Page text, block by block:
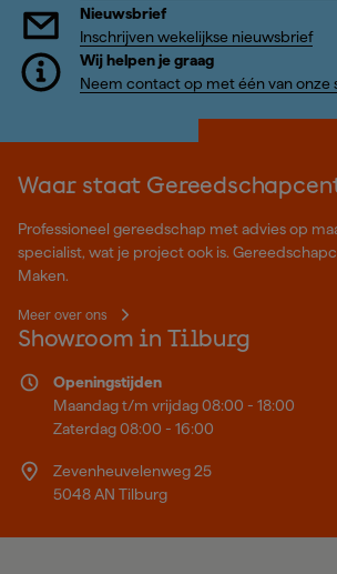
Nieuwsbrief
Inschrijven wekelijkse nieuwsbrief
Wij helpen je graag
Neem contact op met één van onze
Waar staat
Professioneel gereedschap met advies op
specialist, wat je project ook is.
Maken.
Meer over ons
Showroom in Tilburg
Openingstijden
Maandag t/m vrijdag 08:00 - 18:00
Zaterdag 08:00 - 16:00
Zevenheuvelenweg 25
5048 AN Tilburg